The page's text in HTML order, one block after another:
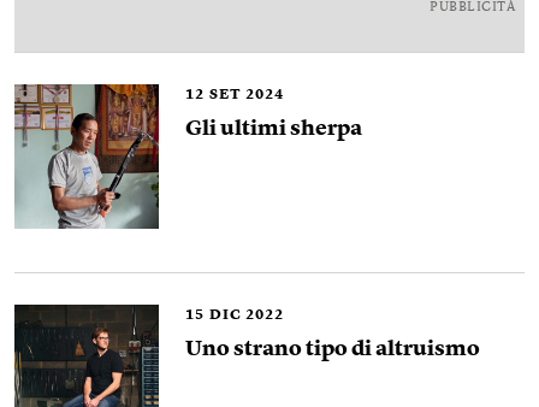
PUBBLICITÀ
12 SET 2024
Gli ultimi sherpa
15 DIC 2022
Uno strano tipo di altruismo